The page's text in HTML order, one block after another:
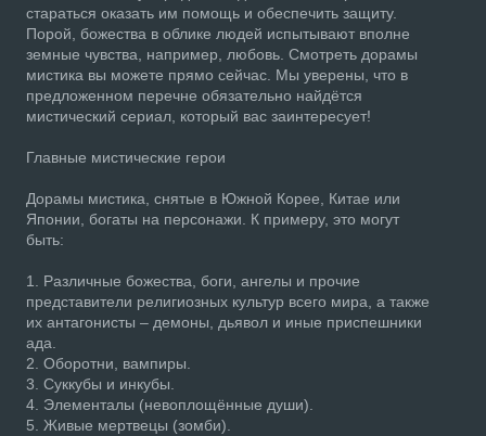
стараться оказать им помощь и обеспечить защиту.
Порой, божества в облике людей испытывают вполне
земные чувства, например, любовь. Смотреть дорамы
мистика вы можете прямо сейчас. Мы уверены, что в
предложенном перечне обязательно найдётся
мистический сериал, который вас заинтересует!
Главные мистические герои
Дорамы мистика, снятые в Южной Корее, Китае или
Японии, богаты на персонажи. К примеру, это могут
быть:
1. Различные божества, боги, ангелы и прочие
представители религиозных культур всего мира, а также
их антагонисты – демоны, дьявол и иные приспешники
ада.
2. Оборотни, вампиры.
3. Суккубы и инкубы.
4. Элементалы (невоплощённые души).
5. Живые мертвецы (зомби).